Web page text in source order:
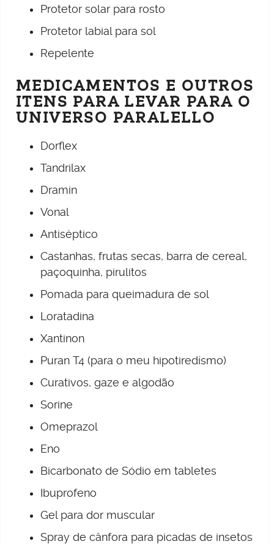
Protetor solar para rosto
Protetor labial para sol
Repelente
MEDICAMENTOS E OUTROS
ITENS PARA LEVAR PARA O
UNIVERSO PARALELLO
Dorflex
Tandrilax
Dramin
Vonal
Antiséptico
Castanhas, frutas secas, barra de cereal,
paçoquinha, pirulitos
Pomada para queimadura de sol
Loratadina
Xantinon
Puran T4 (para o meu hipotiredísmo)
Curativos, gaze e algodão
Sorine
Omeprazol
Eno
Bicarbonato de Sódio em tabletes
Ibuprofeno
Gel para dor muscular
Spray de cânfora para picadas de insetos